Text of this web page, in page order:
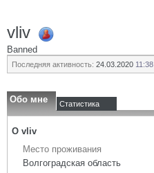
vliv
Banned
Последняя активность: 24.03.2020 11:38
Обо мне Статистика
О vliv
Место проживания
Волгоградская область